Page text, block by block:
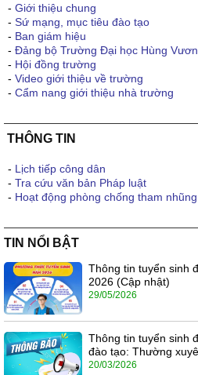
- Giới thiệu chung
- Sứ mạng, mục tiêu đào tạo
- Ban giám hiệu
- Đảng bộ Trường Đại học Hùng
- Hội đồng trường
- Video giới thiệu về trường
- Cẩm nang giới thiệu nhà trường
THÔNG TIN
- Lịch tiếp công dân
- Tra cứu văn bản Pháp luật
- Hoạt động phòng chống tham nhũng.
TIN NỔI BẬT
Thông tin tuyển sinh
2026 (Cập nhật)
29/05/2026
Thông tin tuyển sinh
đào tạo: Thường
20/03/2026